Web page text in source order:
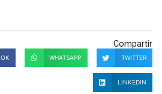
Compartir
WHATSAPP TWITTER
LINKEDIN